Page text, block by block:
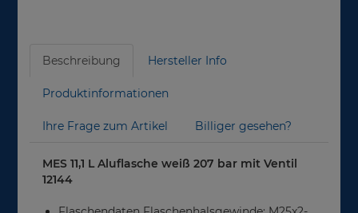
Beschreibung Hersteller Info
Produktinformationen
Ihre Frage zum Artikel Billiger gesehen?
MES 11,1 L Aluflasche weiß 207 bar mit Ventil
12144